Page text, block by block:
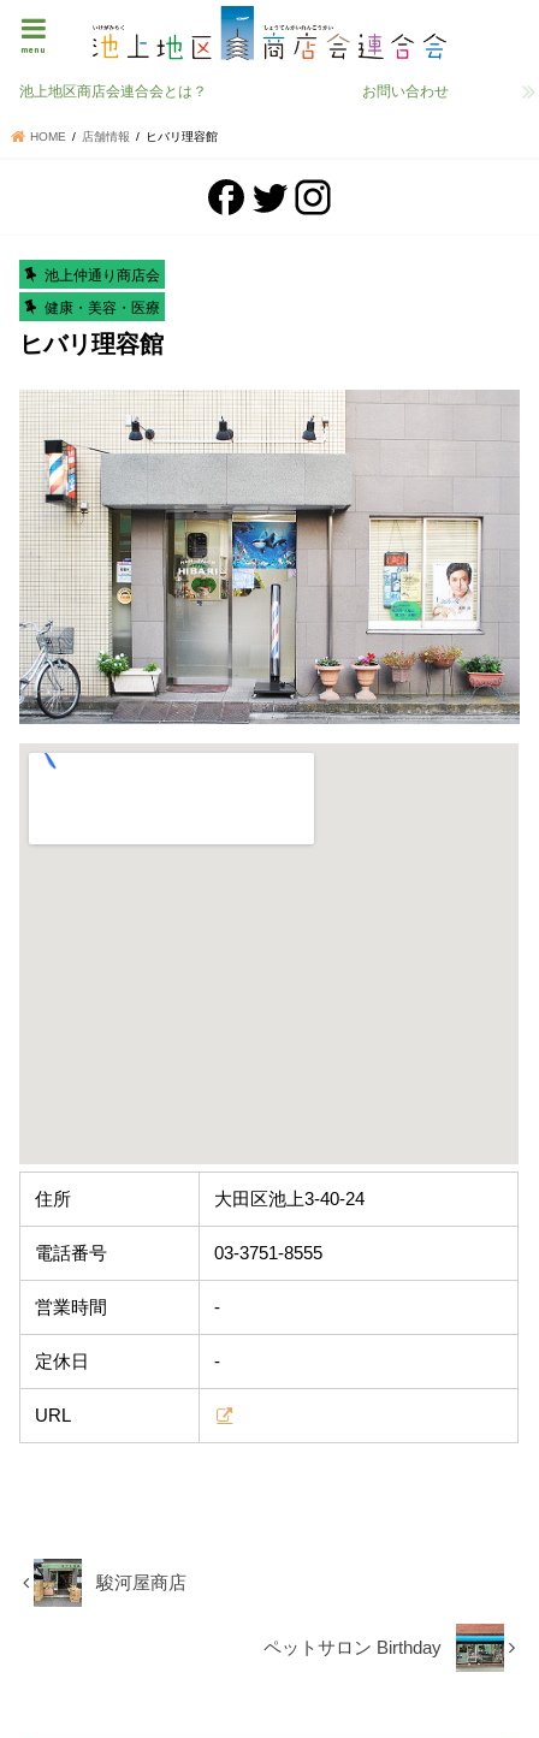
menu
池上地区商店会連合会とは？ お問い合わせ
HOME 店舗情報 ヒバリ理容館
池上仲通り商店会
健康・美容・医療
ヒバリ理容館
住所 大田区池上3-40-24
電話番号 03-3751-8555
営業時間 -
定休日 -
URL
駿河屋商店
ペットサロン Birthday